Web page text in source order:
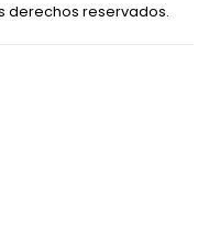
derechos reservados.